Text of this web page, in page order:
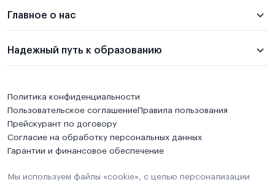
Главное о нас
Надежный путь к образованию
Политика конфиденциальности
Пользовательское соглашениеПравила пользования
Прейскурант по договору
Согласие на обработку персональных данных
Гарантии и финансовое обеспечение
Мы используем файлы «cookie», с целью персонализации